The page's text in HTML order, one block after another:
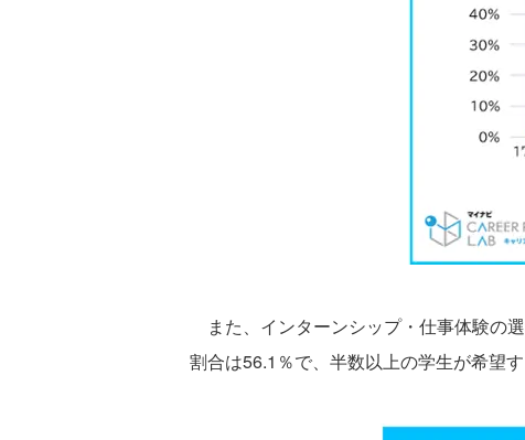
また、インターンシップ・仕事体験の
割合は56.1％で、半数以上の学生が希望